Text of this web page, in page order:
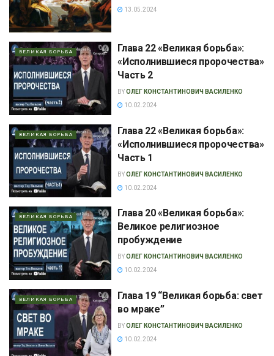
13.05.2024
ВЕЛИКАЯ БОРЬБА
Глава 22 «Великая борьба»:
«Исполнившиеся пророчества»
Часть 2
BYОЛЕГ КОНСТАНТИНОВИЧ ВАСИЛЕНКО
10.02.2024
ВЕЛИКАЯ БОРЬБА
Глава 22 «Великая борьба»:
«Исполнившиеся пророчества»
Часть 1
BYОЛЕГ КОНСТАНТИНОВИЧ ВАСИЛЕНКО
10.02.2024
ВЕЛИКАЯ БОРЬБА
Глава 20 «Великая борьба»:
Великое религиозное
пробуждение
BYОЛЕГ КОНСТАНТИНОВИЧ ВАСИЛЕНКО
10.02.2024
ВЕЛИКАЯ БОРЬБА
Глава 19 “Великая борьба: свет
во мраке”
BYОЛЕГ КОНСТАНТИНОВИЧ ВАСИЛЕНКО
10.02.2024